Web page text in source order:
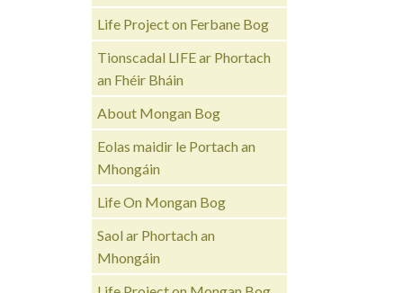
Life Project on Ferbane Bog
Tionscadal LIFE ar Phortach
an Fhéir Bháin
About Mongan Bog
Eolas maidir le Portach an
Mhongáin
Life On Mongan Bog
Saol ar Phortach an
Mhongáin